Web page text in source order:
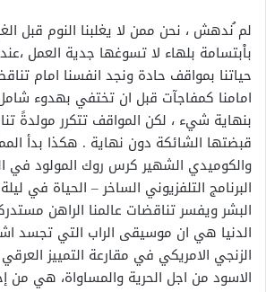
لم ُندهش ، نحن ممن لا يغلبنا النوم قبل
باْبتسامة بلهاء لا تسوغها جدية العمل
حياتنا بمواقف حادة ونجد انفسنا امام
امامنا كمفاجآت قبل ان تختفي بهدوء
بنهاية شيء ، لكن المواقف تتكرر مولدةً
قبضتها الشائكة دون نهاية . هكذا بدأ
البرنامج التلفزيوني الساخر – الحياة في
البشر ويفسر تناقضات عالمنا الراهن
الدنيا هي ان موسيقى الراب التي تجسد
الزنجي الامريكي في مقارعة التمييز
الاسود من اجل الحرية والمساواة، هي من